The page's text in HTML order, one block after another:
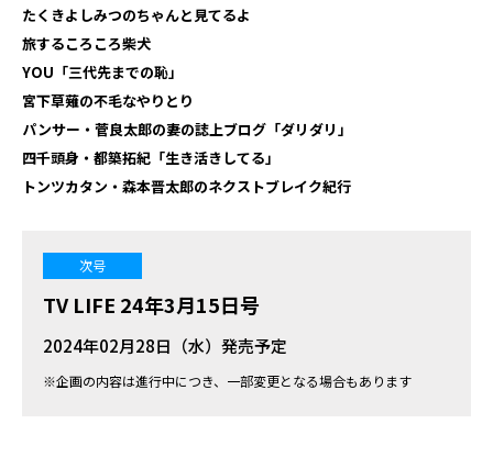
たくきよしみつのちゃんと見てるよ
旅するころころ柴犬
YOU「三代先までの恥」
宮下草薙の不毛なやりとり
パンサー・菅良太郎の妻の誌上ブログ「ダリダリ」
四千頭身・都築拓紀「生き活きしてる」
トンツカタン・森本晋太郎のネクストブレイク紀行
次号
TV LIFE 24年3月15日号
2024年02月28日（水）発売予定
※企画の内容は進行中につき、一部変更となる場合もあります